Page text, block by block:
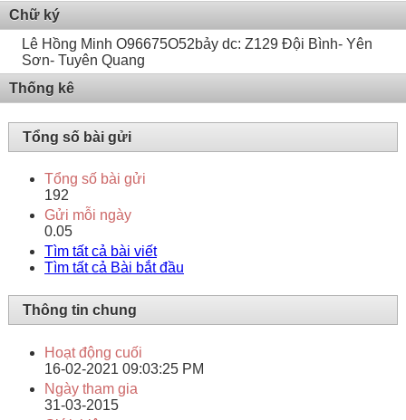
Chữ ký
Lê Hồng Minh O96675O52bảy dc: Z129 Đội Bình- Yên
Sơn- Tuyên Quang
Thống kê
Tổng số bài gửi
Tổng số bài gửi
192
Gửi mỗi ngày
0.05
Tìm tất cả bài viết
Tìm tất cả Bài bắt đầu
Thông tin chung
Hoạt động cuối
16-02-2021 09:03:25 PM
Ngày tham gia
31-03-2015